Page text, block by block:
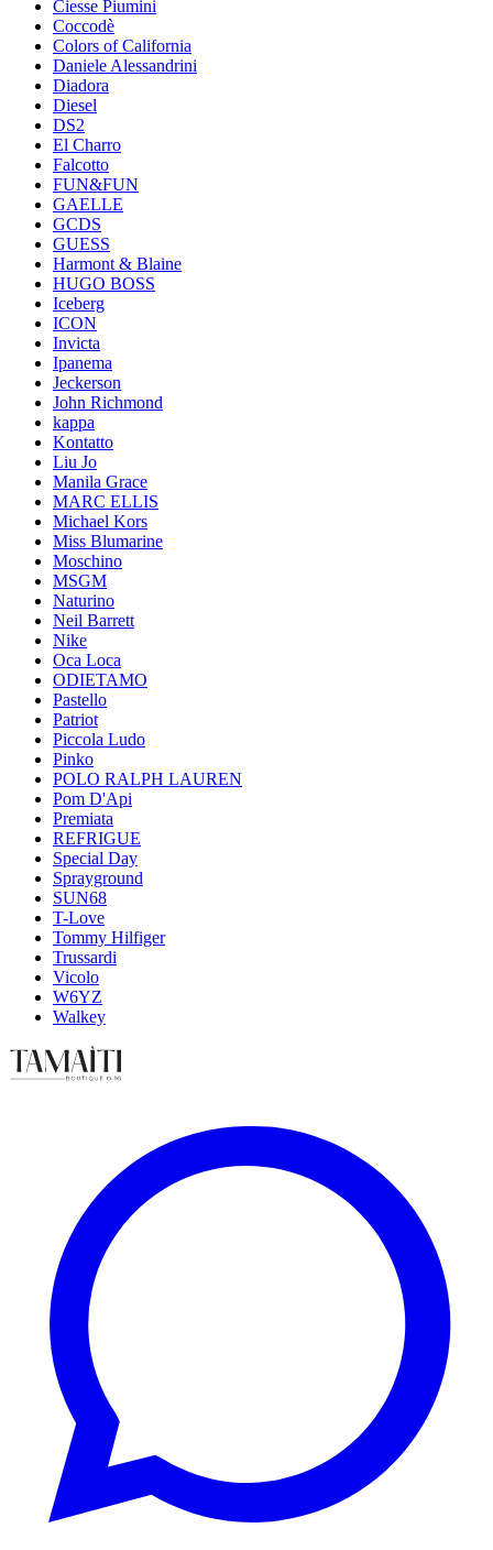
Ciesse Piumini
Coccodè
Colors of California
Daniele Alessandrini
Diadora
Diesel
DS2
El Charro
Falcotto
FUN&FUN
GAELLE
GCDS
GUESS
Harmont & Blaine
HUGO BOSS
Iceberg
ICON
Invicta
Ipanema
Jeckerson
John Richmond
kappa
Kontatto
Liu Jo
Manila Grace
MARC ELLIS
Michael Kors
Miss Blumarine
Moschino
MSGM
Naturino
Neil Barrett
Nike
Oca Loca
ODIETAMO
Pastello
Patriot
Piccola Ludo
Pinko
POLO RALPH LAUREN
Pom D'Api
Premiata
REFRIGUE
Special Day
Sprayground
SUN68
T-Love
Tommy Hilfiger
Trussardi
Vicolo
W6YZ
Walkey